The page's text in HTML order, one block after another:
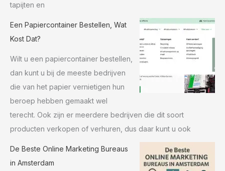
tapijten en
Een Papiercontainer Bestellen, Wat
Kost Dat?
Wilt u een papiercontainer bestellen,
dan kunt u bij de meeste bedrijven
die van het papier vernietigen hun
beroep hebben gemaakt wel
terecht. Ook zijn er meerdere bedrijven die dit soort
producten verkopen of verhuren, dus daar kunt u ook
De Beste Online Marketing Bureaus
in Amsterdam